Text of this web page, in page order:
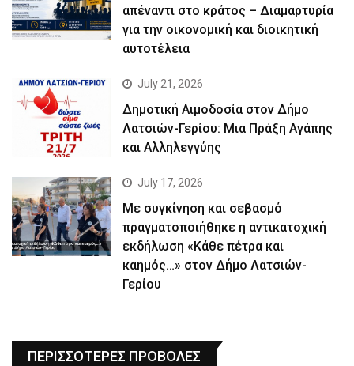
απέναντι στο κράτος – Διαμαρτυρία
για την οικονομική και διοικητική
αυτοτέλεια
July 21, 2026
Δημοτική Αιμοδοσία στον Δήμο
Λατσιών-Γερίου: Μια Πράξη Αγάπης
και Αλληλεγγύης
July 17, 2026
Με συγκίνηση και σεβασμό
πραγματοποιήθηκε η αντικατοχική
εκδήλωση «Κάθε πέτρα και
καημός…» στον Δήμο Λατσιών-
Γερίου
ΠΕΡΙΣΣΟΤΕΡΕΣ ΠΡΟΒΟΛΕΣ